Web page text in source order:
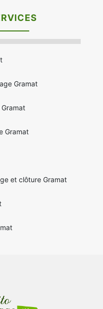
Gramat
Gramat
et clôture Gramat